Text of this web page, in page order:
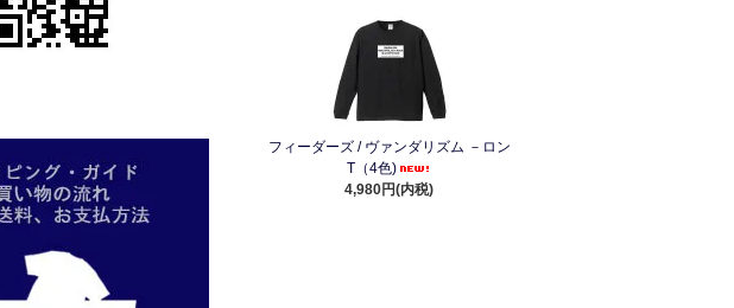
フィーダーズ / ヴァンダリズム －ロン
T（4色)
4,980円(内税)